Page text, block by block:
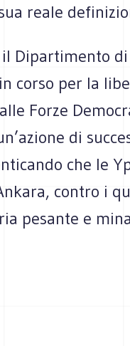
reale
Dipartimento
corso per la
Forze
di
che le
contro i
pesante e